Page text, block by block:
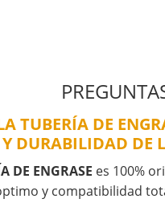
TUBERÍA DE
DURABILIDAD DE
DE ENGRASE es 100%
y compatibilidad